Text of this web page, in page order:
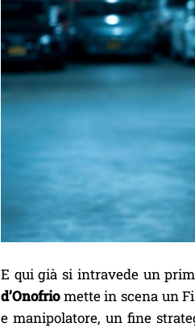
E qui già si intravede un
d’Onofriomette in scena un
e manipolatore, un fine